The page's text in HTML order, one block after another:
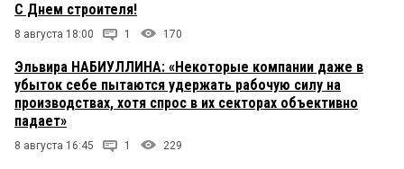
С Днем строителя!
8 августа 18:00 1 170
Эльвира НАБИУЛЛИНА: «Некоторые компании даже в
убыток себе пытаются удержать рабочую силу на
производствах, хотя спрос в их секторах объективно
падает»
8 августа 16:45 1 229